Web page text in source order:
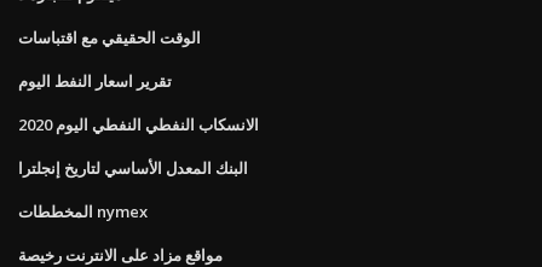
الوقت الحقيقي مع اقتباسات
تقرير اسعار النفط اليوم
الانسكاب النفطي النفطي اليوم 2020
البنك المعدل الأساسي لتاريخ إنجلترا
المخططات nymex
مواقع مزاد على الانترنت رخيصة